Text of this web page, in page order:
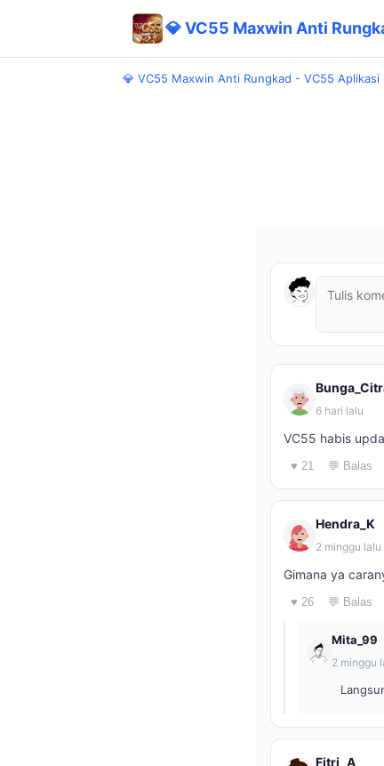
💎 VC55 Maxwin Anti
💎 VC55 Maxwin Anti Rungkad - VC55 Aplikasi
6 hari lalu
VC55 habis
♥ 21 💬 Balas
Hendra_K
2 minggu lalu
Gimana ya
♥ 26 💬 Balas
Mita_99
2 minggu
Fitri_A